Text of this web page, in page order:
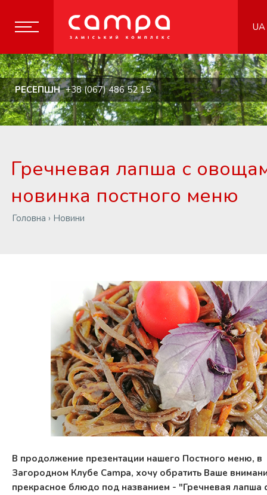
UA
РЕСЕПШН +38 (067) 486 52 15
Гречневая лапша с
новинка постного меню
Головна › Новини
В продолжение презентации нашего Постного меню, в
Загородном Клубе Campa, хочу обратить Ваше
прекрасное блюдо под названием - "Гречневая лапша